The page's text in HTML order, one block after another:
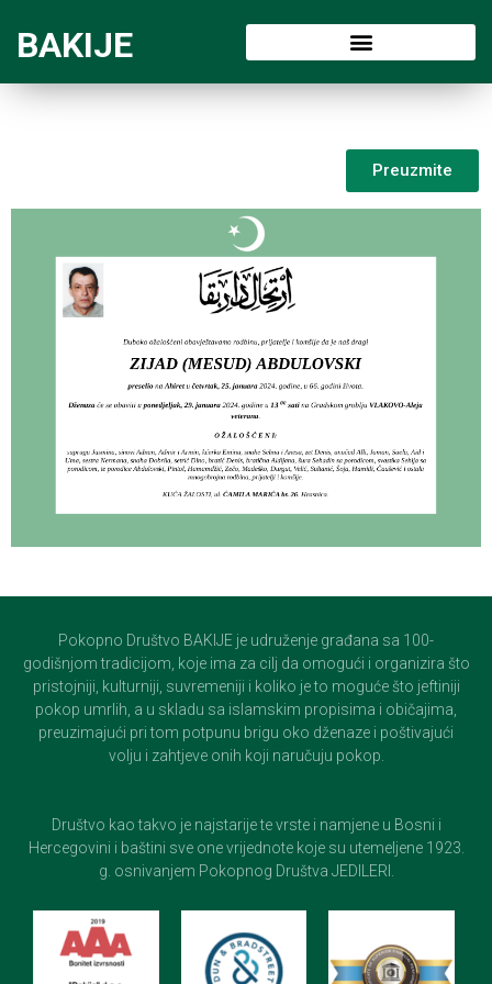
BAKIJE
Preuzmite
Pokopno Društvo BAKIJE je udruženje građana sa 100-
godišnjom tradicijom, koje ima za cilj da omogući i organizira što
pristojniji, kulturniji, suvremeniji i koliko je to moguće što jeftiniji
pokop umrlih, a u skladu sa islamskim propisima i običajima,
preuzimajući pri tom potpunu brigu oko dženaze i poštivajući
volju i zahtjeve onih koji naručuju pokop.
Društvo kao takvo je najstarije te vrste i namjene u Bosni i
Hercegovini i baštini sve one vrijednote koje su utemeljene 1923.
g. osnivanjem Pokopnog Društva JEDILERI.